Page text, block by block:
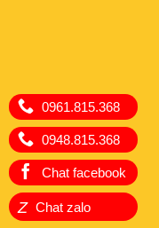
0961.815.368
0948.815.368
Chat facebook
Z Chat zalo